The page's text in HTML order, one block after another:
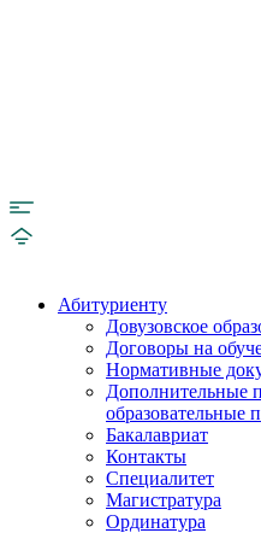
Абитуриенту
Довузовское
Договоры на
Нормативные
Дополнительные
образовательные
Бакалавриат
Контакты
Специалитет
Магистратура
Ординатура